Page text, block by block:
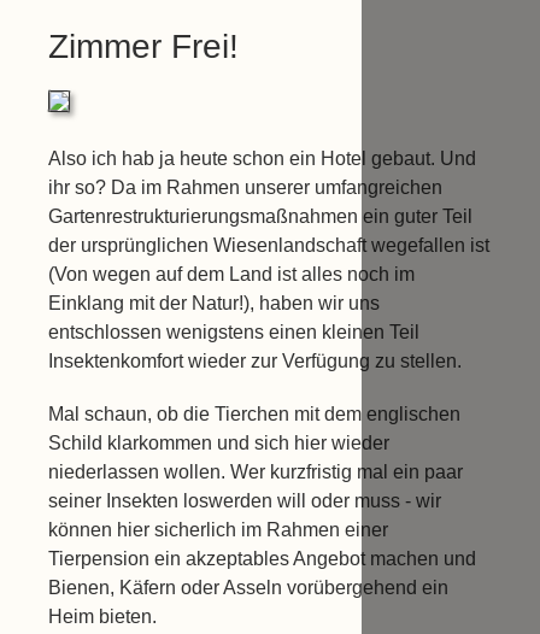
Zimmer Frei!
Also ich hab ja heute schon ein Hotel gebaut. Und
ihr so? Da im Rahmen unserer umfangreichen
Gartenrestrukturierungsmaßnahmen ein guter Teil
der ursprünglichen Wiesenlandschaft wegefallen ist
(Von wegen auf dem Land ist alles noch im
Einklang mit der Natur!), haben wir uns
entschlossen wenigstens einen kleinen Teil
Insektenkomfort wieder zur Verfügung zu stellen.
Mal schaun, ob die Tierchen mit dem englischen
Schild klarkommen und sich hier wieder
niederlassen wollen. Wer kurzfristig mal ein paar
seiner Insekten loswerden will oder muss - wir
können hier sicherlich im Rahmen einer
Tierpension ein akzeptables Angebot machen und
Bienen, Käfern oder Asseln vorübergehend ein
Heim bieten.